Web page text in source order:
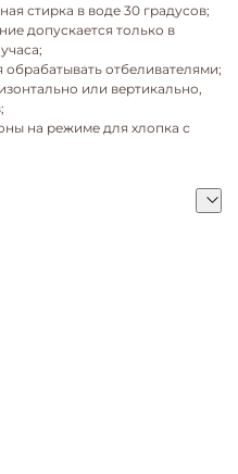
стирка в воде 30 градусов;
допускается только в
отбеливателями;
или вертикально,
на режиме для хлопка с